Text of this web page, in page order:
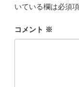
いている欄は必須
コメント ※